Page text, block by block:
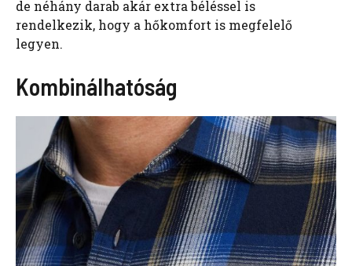
de néhány darab akár extra béléssel is
rendelkezik, hogy a hőkomfort is megfelelő
legyen.
Kombinálhatóság